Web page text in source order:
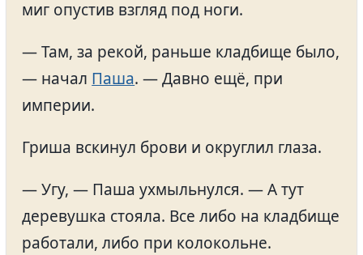
миг опустив взгляд под ноги.
— Там, за рекой, раньше кладбище было,
— начал Паша. — Давно ещё, при
империи.
Гриша вскинул брови и округлил глаза.
— Угу, — Паша ухмыльнулся. — А тут
деревушка стояла. Все либо на кладбище
работали, либо при колокольне.